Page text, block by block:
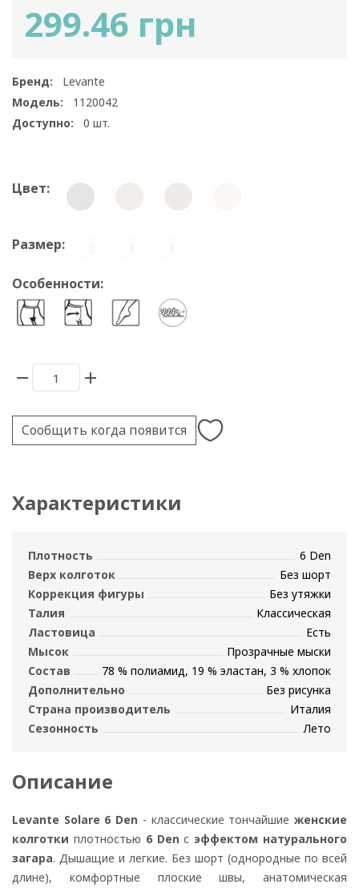
299.46 грн
Бренд:
Levante
Модель:
1120042
Доступно:
0 шт.
Цвет:
Размер:
Особенности:
Сообщить когда появится
Характеристики
Плотность
6 Den
Верх колготок
Без шорт
Коррекция фигуры
Без утяжки
Талия
Классическая
Ластовица
Есть
Мысок
Прозрачные мыски
Состав
78 % полиамид, 19 % эластан, 3 % хлопок
Дополнительно
Без рисунка
Страна производитель
Италия
Сезонность
Лето
Описание
Levante Solare 6 Den - классические тончайшиеженские
колготки плотностью 6 Den с эффектом натурального
загара. Дышащие и легкие. Без шорт (однородные по всей
длине), комфортные плоские швы, анатомическая